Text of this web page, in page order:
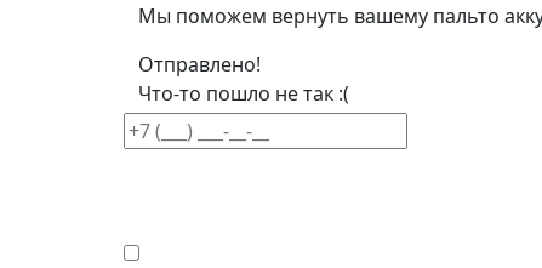
Мы поможем вернуть вашему пальто
Отправлено!
Что-то пошло не так :(